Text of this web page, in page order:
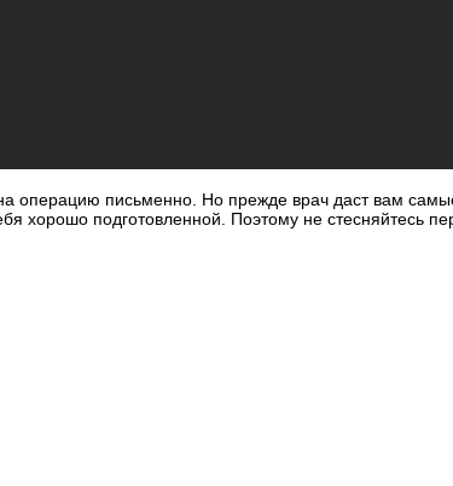
операцию письменно. Но прежде врач даст вам
хорошо подготовленной. Поэтому не стесняйтесь